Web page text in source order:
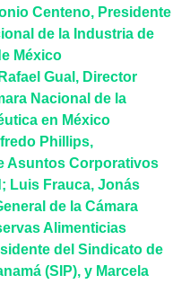
Centeno, Presidente
de la Industria de
México
Gual, Director
Nacional de la
en México
Phillips,
Asuntos Corporativos
Luis Frauca, Jonás
de la Cámara
Alimenticias
del Sindicato de
(SIP), y Marcela